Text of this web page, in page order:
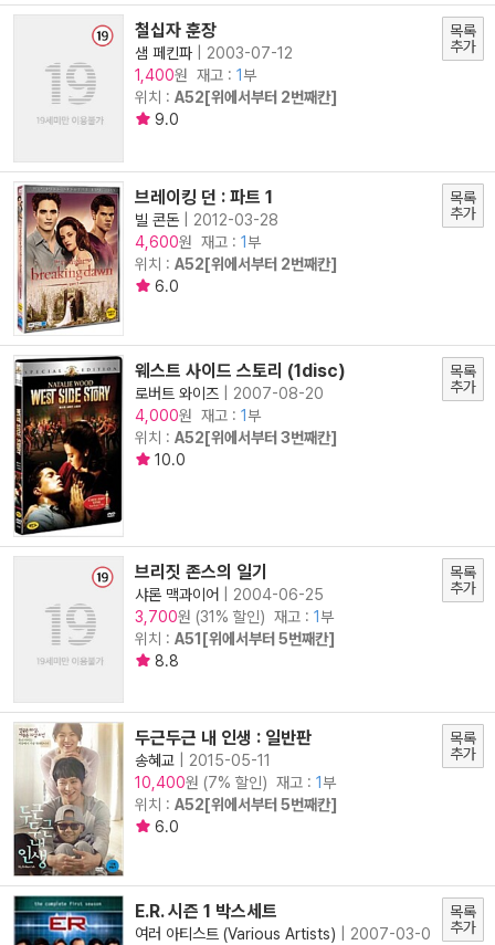
철십자 훈장
샘 페킨파 2003-07-12
1,400원 재고 : 1부
위치 : A52[위에서부터 2번째칸]
9.0
목록
추가
브레이킹 던 : 파트 1
빌 콘돈 2012-03-28
4,600원 재고 : 1부
위치 : A52[위에서부터 2번째칸]
6.0
목록
추가
웨스트 사이드 스토리 (1disc)
로버트 와이즈 2007-08-20
4,000원 재고 : 1부
위치 : A52[위에서부터 3번째칸]
10.0
목록
추가
브리짓 존스의 일기
샤론 맥과이어 2004-06-25
3,700원 (31% 할인) 재고 : 1부
위치 : A51[위에서부터 5번째칸]
8.8
목록
추가
두근두근 내 인생 : 일반판
송혜교 2015-05-11
10,400원 (7% 할인) 재고 : 1부
위치 : A52[위에서부터 5번째칸]
6.0
목록
추가
E.R. 시즌 1 박스세트
여러 아티스트 (Various Artists)
2007-03-0
목록
추가